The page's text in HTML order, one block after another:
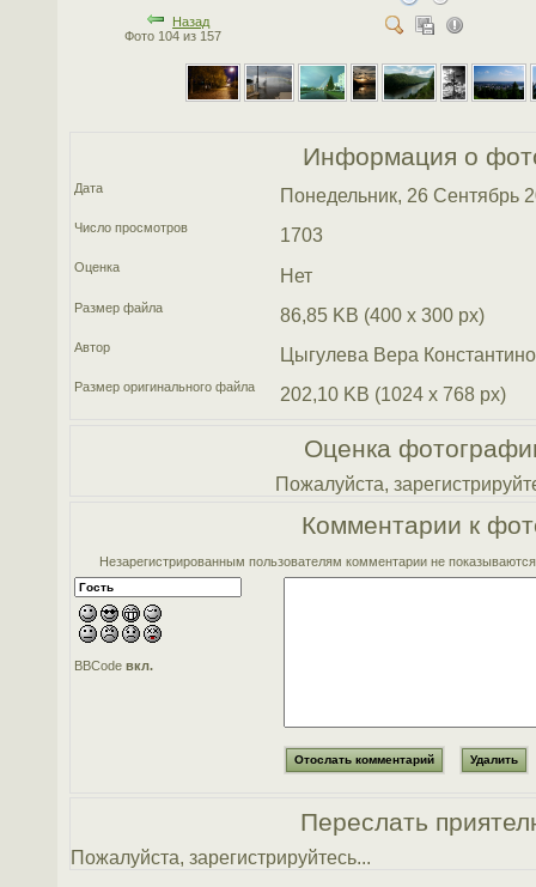
Назад
Фото 104 из 157
Информация о
Дата Понедельник, 26 Сентябрь
Число просмотров 1703
Оценка Нет
Размер файла 86,85 KB (400 x 300 px)
Автор Цыгулева Вера
Размер оригинального файла 202,10 KB (1024 x 768 px)
Оценка
Пожалуйста,
Комментарии к
Незарегистрированным пользователям комментарии не
BBCodeвкл.
Переслать
Пожалуйста, зарегистрируйтесь...